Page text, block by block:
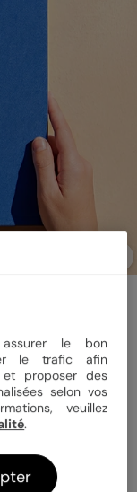
21x29 cm Tissu
le bon
le trafic afin
et proposer des
selon vos
veuillez
.